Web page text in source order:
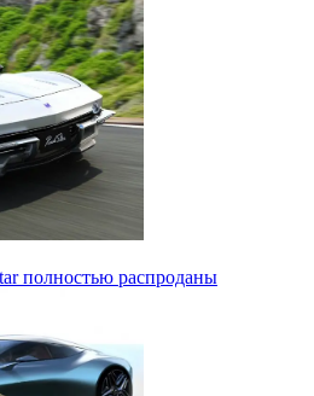
полностью распроданы